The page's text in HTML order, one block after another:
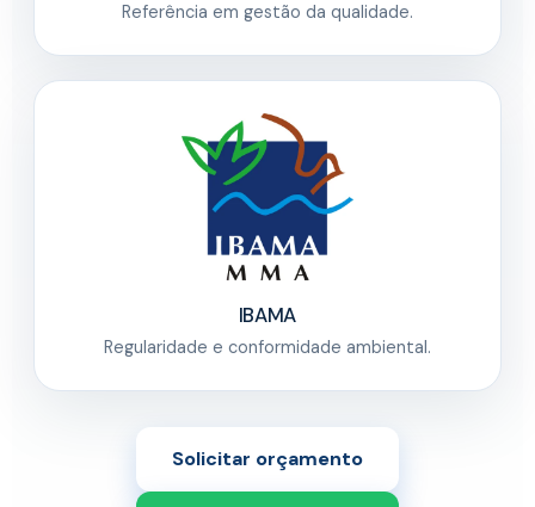
Referência em gestão da qualidade.
IBAMA
Regularidade e conformidade ambiental.
Solicitar orçamento